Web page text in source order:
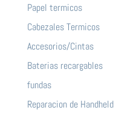
Papel termicos
Cabezales Termicos
Accesorios/Cintas
Baterias recargables
fundas
Reparacion de Handheld